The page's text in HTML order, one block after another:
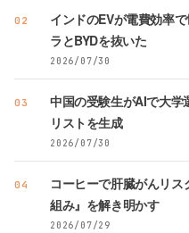
02
インドのEVが電費効率
ラとBYDを抜いた
2026/07/30
03
中国の受験生がAIで大学
リストを生成
2026/07/30
04
コーヒーで肝臓がんリ
組み』を解き明かす
2026/07/29